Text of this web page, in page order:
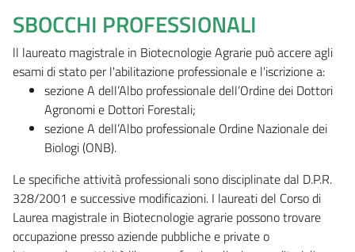
SBOCCHI PROFESSIONALI
ll laureato magistrale in Biotecnologie Agrarie può accere agli
esami di stato per l'abilitazione professionale e l'iscrizione a:
sezione A dell’Albo professionale dell’Ordine dei Dottori
Agronomi e Dottori Forestali;
sezione A dell’Albo professionale Ordine Nazionale dei
Biologi (ONB).
Le specifiche attività professionali sono disciplinate dal D.P.R.
328/2001 e successive modificazioni. I laureati del Corso di
Laurea magistrale in Biotecnologie agrarie possono trovare
occupazione presso aziende pubbliche e private o